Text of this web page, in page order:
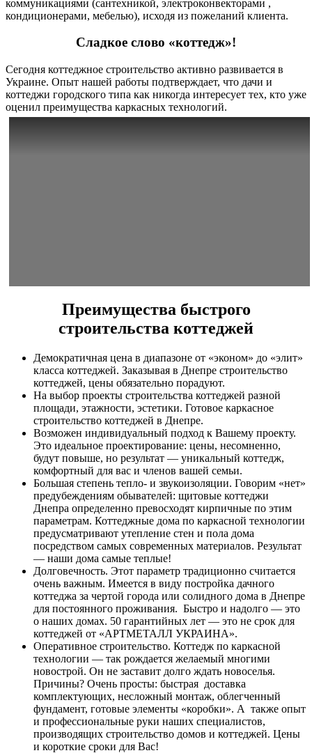
коммуникациями (сантехникой, электроконвекторами ,
кондиционерами, мебелью), исходя из пожеланий клиента.
Cладкое слово «коттедж»!
Сегодня коттеджное строительство активно развивается в
Украине. Опыт нашей работы подтверждает, что дачи и
коттеджи городского типа как никогда интересует тех, кто уже
оценил преимущества каркасных технологий.
Преимущества быстрого
строительства коттеджей
Демократичная цена в диапазоне от «эконом» до «элит»
класса коттеджей. Заказывая в Днепре строительство
коттеджей, цены обязательно порадуют.
На выбор проекты строительства коттеджей разной
площади, этажности, эстетики. Готовое каркасное
строительство коттеджей в Днепре.
Возможен индивидуальный подход к Вашему проекту.
Это идеальное проектирование: цены, несомненно,
будут повыше, но результат ― уникальный коттедж,
комфортный для вас и членов вашей семьи.
Большая степень тепло- и звукоизоляции. Говорим «нет»
предубеждениям обывателей: щитовые коттеджи
Днепра определенно превосходят кирпичные по этим
параметрам. Коттеджные дома по каркасной технологии
предусматривают утепление стен и пола дома
посредством самых современных материалов. Результат
― наши дома самые теплые!
Долговечность. Этот параметр традиционно считается
очень важным. Имеется в виду постройка дачного
коттеджа за чертой города или солидного дома в Днепре
для постоянного проживания. Быстро и надолго ― это
о наших домах. 50 гарантийных лет ― это не срок для
коттеджей от «АРТМЕТАЛЛ УКРАИНА».
Оперативное строительство. Коттедж по каркасной
технологии ― так рождается желаемый многими
новострой. Он не заставит долго ждать новоселья.
Причины? Очень просты: быстрая доставка
комплектующих, несложный монтаж, облегченный
фундамент, готовые элементы «коробки». А также опыт
и профессиональные руки наших специалистов,
производящих строительство домов и коттеджей. Цены
и короткие сроки для Вас!